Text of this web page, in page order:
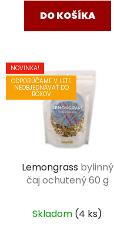
DO KOŠÍKA
NOVINKA!
ODPORÚČAME V LETE
NEOBJEDNÁVAŤ DO
BOXOV
Lemongrass bylinný
čaj ochutený 60 g
Skladom (4 ks)